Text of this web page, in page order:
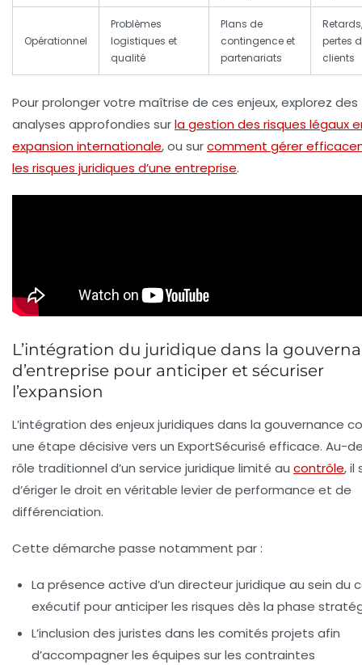
Opérationnel
Problèmes
logistiques et
qualité
Plans de
contingence et
partenariats
Retards,
pertes
clients
Pour prolonger votre maîtrise de ces enjeux, explorez des
analyses approfondies surla gestion des risques légaux
expansion internationale, ou surcomment gérer
les risques juridiques d’une entreprise.
L’intégration du juridique dans la
d’entreprise pour anticiper et sécuriser
l’expansion
L’intégration des enjeux juridiques dans la gouvernance
une étape décisive vers un ExportSécurisé efficace. Au-
rôle traditionnel d’un service juridique limité au contrôle, il
d’ériger le droit en véritable levier de performance et de
différenciation.
Cette démarche passe notamment par :
La présence active d’un directeur juridique au sein du
exécutif pour anticiper les risques dès la phase
L’inclusion des juristes dans les comités projets afin
d’accompagner les équipes sur les contraintes